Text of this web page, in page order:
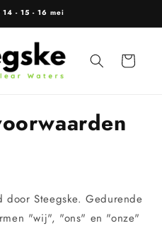
14 - 15 - 16 mei
Winkelwagen
door Steegske. Gedurende
"wij", "ons" en "onze"